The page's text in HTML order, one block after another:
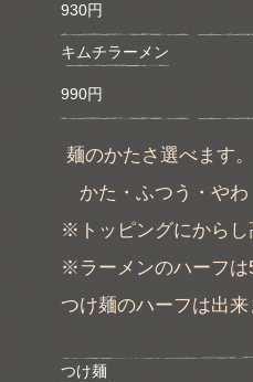
930円
キムチラーメン
990円
麺のかたさ選べます。
かた・ふつう・やわ
※トッピングにからし
※ラーメンのハーフは
つけ麺のハーフは出来
つけ麺